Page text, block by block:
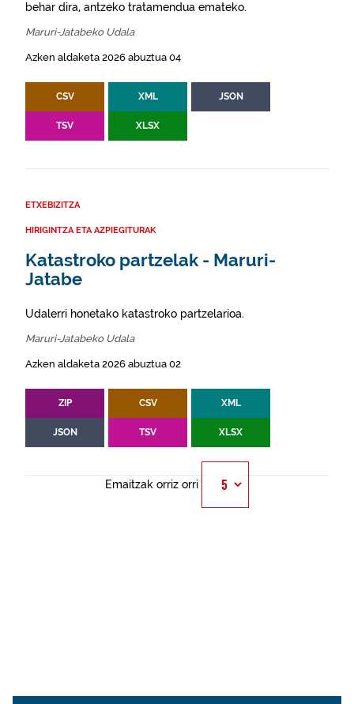
behar dira, antzeko tratamendua emateko.
Maruri-Jatabeko Udala
Azken aldaketa 2026 abuztua 04
CSV XML JSON
TSV XLSX
ETXEBIZITZA
HIRIGINTZA ETA AZPIEGITURAK
Katastroko partzelak - Maruri-
Jatabe
Udalerri honetako katastroko partzelarioa.
Maruri-Jatabeko Udala
Azken aldaketa 2026 abuztua 02
ZIP CSV XML
JSON TSV XLSX
Emaitzak orriz orri